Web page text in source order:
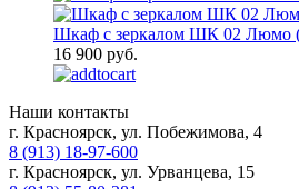
Шкаф с зеркалом ШК 02 Люмо
16 900 руб.
Наши контакты
г. Красноярск, ул. Побежимова, 4
8 (913) 18-97-600
г. Красноярск, ул. Урванцева, 15